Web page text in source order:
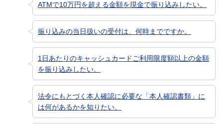
ATMで10万円を超える金額を現金で振り込みしたい。
振り込みの当日扱いの受付は、何時までですか。
1日あたりのキャッシュカードご利用限度額以上の金額
を振り込みしたい。
法令にもとづく本人確認に必要な「本人確認書類」に
は何があるかを知りたい。